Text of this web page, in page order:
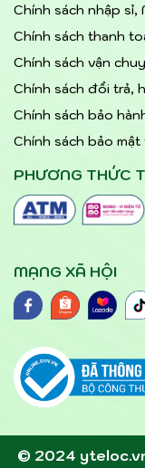
Chính sách nhập sỉ,
Chính sách thanh
Chính sách vận
Chính sách đổi trả,
Chính sách bảo
Chính sách bảo
PHƯƠNG THỨC
MẠNG XÃ HỘI
© 2024